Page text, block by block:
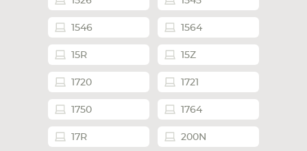
1546 1564
15R 15Z
1720 1721
1750 1764
17R 200N